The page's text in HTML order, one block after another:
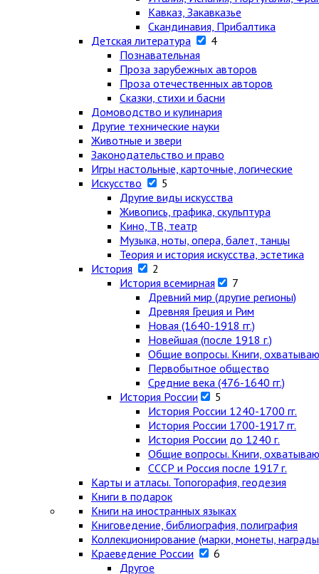
Кавказ, Закавказье
Скандинавия, Прибалтика
Детская литература
4
Познавательная
Проза зарубежных авторов
Проза отечественных авторов
Сказки, стихи и басни
Домоводство и кулинария
Другие технические науки
Животные и звери
Законодательство и право
Игры настольные, карточные, логические
Искусство
5
Другие виды искусства
Живопись, графика, скульптура
Кино, ТВ, театр
Музыка, ноты, опера, балет, танцы
Теория и история искусства, эстетика
История
2
История всемирная
7
Древний мир (другие регионы)
Древняя Греция и Рим
Новая (1640-1918 гг.)
Новейшая (после 1918 г.)
Общие вопросы. Книги,
Первобытное общество
Средние века (476-1640 гг.)
История России
5
История России 1240-1700 гг.
История России 1700-1917 гг.
История России до 1240 г.
Общие вопросы. Книги,
СССР и Россия после 1917 г.
Карты и атласы. Топогорафия, геодезия
Книги в подарок
Книги на иностранных языках
Книговедение, библиография, полиграфия
Коллекционирование (марки, монеты,
Краеведение России
6
Другое